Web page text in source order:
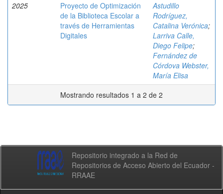
2025
Proyecto de Optimización
de la Biblioteca Escolar a
través de Herramientas
Digitales
Astudillo
Rodríguez,
Catalina Verónica;
Larriva Calle,
Diego Felipe;
Fernández de
Córdova Webster,
María Elisa
Mostrando resultados 1 a 2 de 2
Repositorio integrado a la Red de
Repositorios de Acceso Abierto del Ecuador -
RRAAE